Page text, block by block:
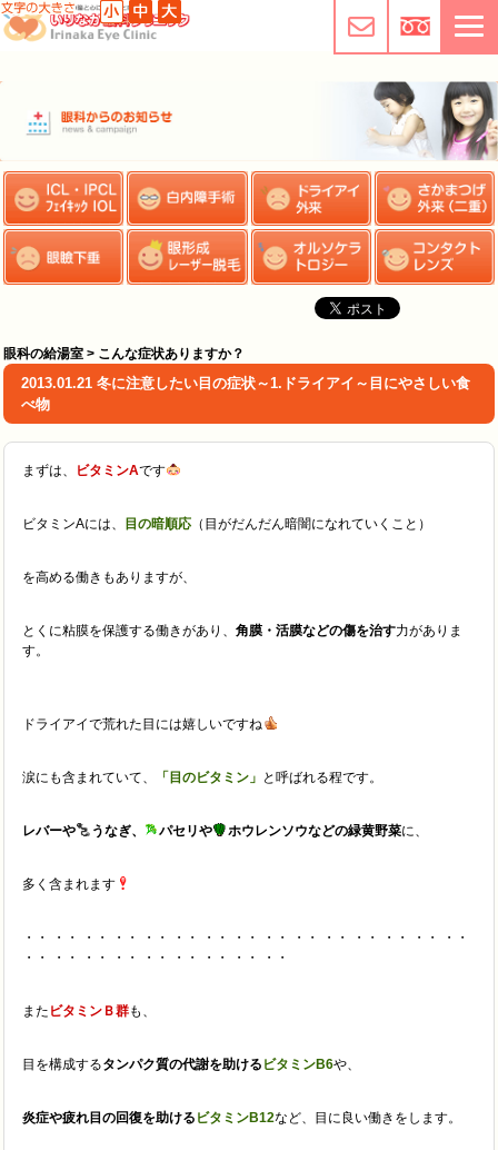
眼科の給湯室 > こんな症状ありますか？
2013.01.21 冬に注意したい目の症状～1.ドライアイ～目にやさしい食
べ物
まずは、 ビタミンAです
ビタミンAには、 目の暗順応 （目がだんだん暗闇になれていくこと）
を高める働きもありますが、
とくに粘膜を保護する働きがあり、 角膜・活膜などの傷を治す力がありま
す。
ドライアイで荒れた目には嬉しいですね
涙にも含まれていて、 「目のビタミン」 と呼ばれる程です。
レバーや うなぎ、 パセリや ホウレンソウなどの緑黄野菜に、
多く含まれます
・・ ・・ ・・ ・・ ・・ ・・ ・・ ・・ ・・ ・・ ・・ ・・ ・・ ・・ ・・
・・ ・・ ・・ ・・ ・・ ・・ ・・ ・・ ・・
また ビタミンＢ群も、
目を構成するタンパク質の代謝を助ける ビタミンB6や、
炎症や疲れ目の回復を助ける ビタミンB12など、目に良い働きをします。